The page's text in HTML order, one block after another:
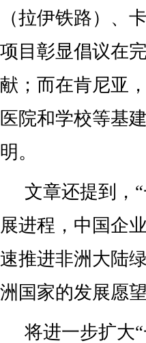
（拉伊铁路）、
项目彰显倡议在
献；而在肯尼亚
医院和学校等基
明。
文章还提到，
展进程，中国企
速推进非洲大陆
洲国家的发展愿望
将进一步扩大